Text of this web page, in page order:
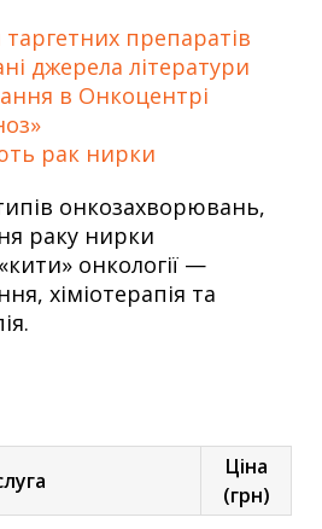
таргетних препаратів
джерела літератури
в Онкоцентрі
рак нирки
онкозахворювань,
раку нирки
онкології —
хіміотерапія та
Ціна
(грн)